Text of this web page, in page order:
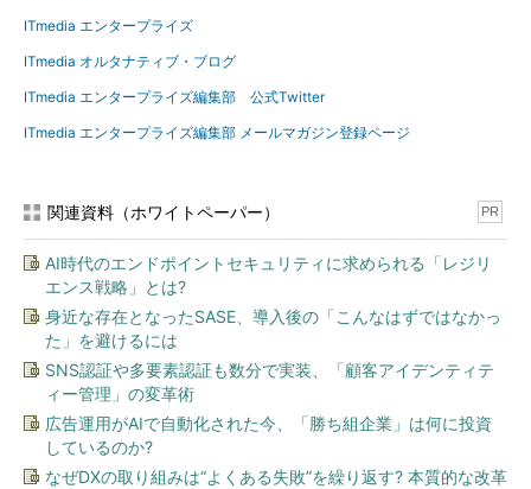
ITmedia エンタープライズ
ITmedia オルタナティブ・ブログ
ITmedia エンタープライズ編集部 公式Twitter
ITmedia エンタープライズ編集部 メールマガジン登録ページ
関連資料（ホワイトペーパー） PR
AI時代のエンドポイントセキュリティに求められる「レジリ
エンス戦略」とは?
身近な存在となったSASE、導入後の「こんなはずではなかっ
た」を避けるには
SNS認証や多要素認証も数分で実装、「顧客アイデンティテ
ィー管理」の変革術
広告運用がAIで自動化された今、「勝ち組企業」は何に投資
しているのか?
なぜDXの取り組みは“よくある失敗”を繰り返す? 本質的な改革